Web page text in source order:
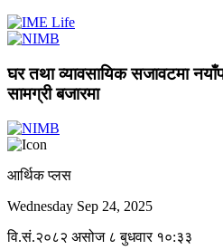
घर तथा व्यावसायिक सजावटमा
सामग्री बजारमा
आर्थिक प्लस
Wednesday Sep 24, 2025
वि.सं.२०८२ असोज ८ बुधवार १०:३३